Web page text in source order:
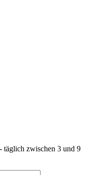
täglich zwischen 3 und 9